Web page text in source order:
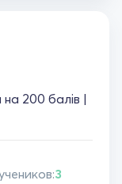
200 балів |
3